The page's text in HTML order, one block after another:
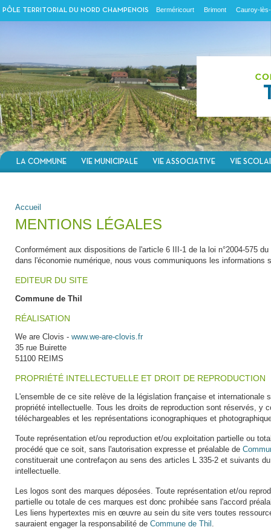
LA COMMUNE VIE MUNICIPALE VIE ASSOCIATIVE VIE
VOUS ÊTES ICI
Accueil
MENTIONS LÉGALES
Conformément aux dispositions de l'article 6 III-1 de la loi n°2004-575
dans l'économie numérique, nous vous communiquons les informations
EDITEUR DU SITE
Commune de Thil
RÉALISATION
We are Clovis - www.we-are-clovis.fr
35 rue Buirette
51100 REIMS
PROPRIÉTÉ INTELLECTUELLE ET DROIT DE REPRODUCTION
L'ensemble de ce site relève de la législation française et internationale
propriété intellectuelle. Tous les droits de reproduction sont réservés, y
téléchargeables et les représentations iconographiques et
Toute représentation et/ou reproduction et/ou exploitation partielle ou
procédé que ce soit, sans l'autorisation expresse et préalable de
constituerait une contrefaçon au sens des articles L 335-2 et suivants
intellectuelle.
Les logos sont des marques déposées. Toute représentation et/ou
partielle ou totale de ces marques est donc prohibée sans l'accord
Les liens hypertextes mis en œuvre au sein du site vers toutes
sauraient engager la responsabilité de Commune de Thil .
PÔLE TERRITORIAL DU NORD CHAMPENOIS Berméricourt Brimont Cauroy-